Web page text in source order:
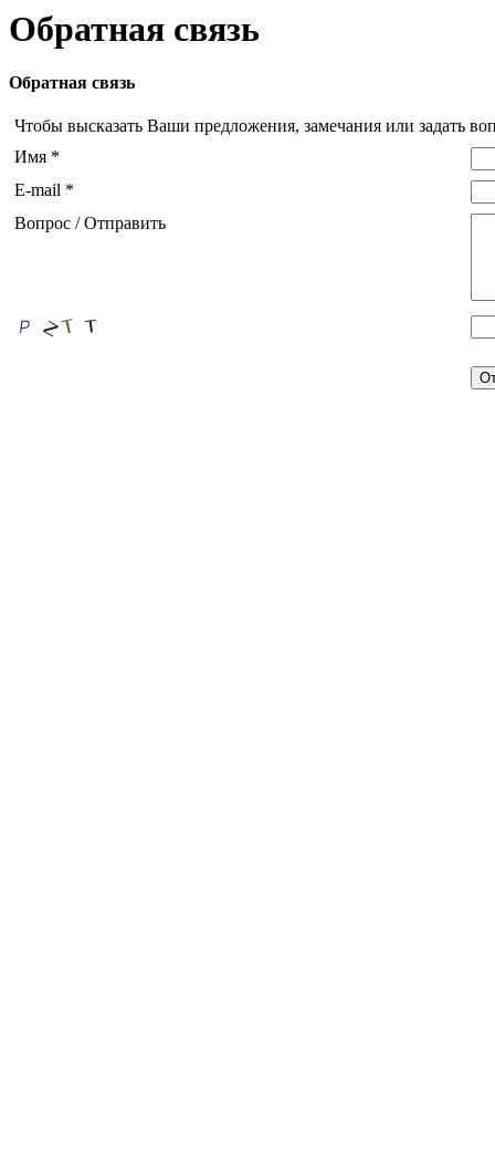
Обратная связь
Обратная связь
Чтобы высказать Ваши предложения, замечания или задать
Имя *
E-mail *
Вопрос / Отправить